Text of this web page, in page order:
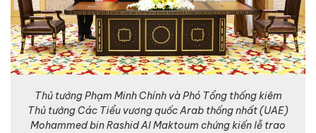
Thủ tướng Phạm Minh Chính và Phó Tổng thống kiêm
Thủ tướng Các Tiểu vương quốc Arab thống nhất (UAE)
Mohammed bin Rashid Al Maktoum chứng kiến lễ trao